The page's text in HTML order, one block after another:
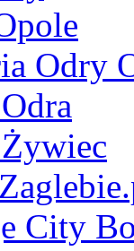
Odry
City